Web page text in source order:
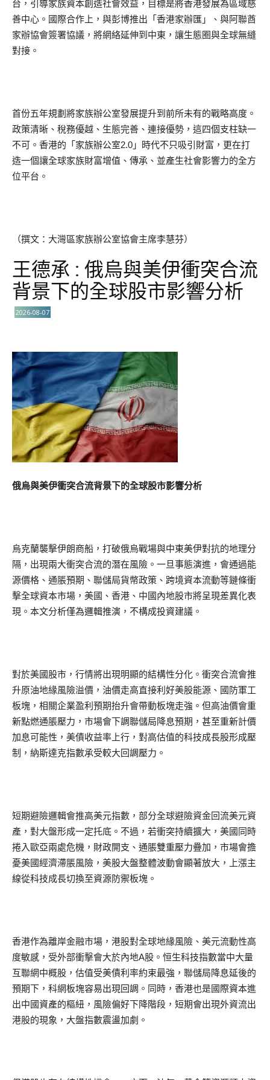
台，引導家族資本創造社會效益，目標是將香港發展為區域慈
善中心。國際合作上，與彭博推出「香港家辦匯」、與阿聯酋
家辦協會簽署協議，將網絡延伸到中東，讓生態圈與全球無縫
對接。
首份五年規劃將家族辦公室發展提升到前所未有的戰略高度。
政策清晰、稅務優越、生態完善、連接優勢，這四個支柱缺一
不可。香港的「家族辦公室2.0」時代不只吸引財富，更在打
造一個讓全球家族財富增值、傳承、並產生社會影響力的全方
位平台。
（撰文：大灣區家族辦公室協會主席李慧芬）
王德承 : 俄烏與美伊衝突合流
背景下的全球股市影響分析
2026-08-07
俄烏與美伊衝突合流背景下的全球股市影響分析
烏克蘭襲擊伊朗商船，打破俄烏戰場與中東美伊對抗的地理分
隔，出現兩大衝突合流的潛在風險。一旦事態演進，會通過能
源價格、通脹預期、聯儲局貨幣政策、跨境資本流動等鏈條衝
擊全球資本市場，美國、香港、中國內地股市將呈現差異化表
現。本文分析僅為邏輯推演，不構成投資建議。
對於美國股市，行情將出現明顯的結構性分化。衝突合流會推
升原油地緣風險溢價，油價走高直接利好美股能源、國防軍工
板塊，相關企業盈利預期抬升會帶動板塊走強。但高油價會重
新點燃通脹壓力，市場會下調聯儲局降息預期，甚至重新計價
加息可能性，美債收益率上行，對高估值的科技成長股形成壓
制，納斯達克指數承受較大回調壓力。
短期避險邏輯會推高美元指數，部分全球避險資金回流美元資
產，對大盤形成一定托底。不過，若衝突持續擴大，美國同時
捲入歐亞兩處危機，財政開支、通脹雙重壓力疊加，市場會擔
憂美國經濟滯脹風險，美股大盤整體波動會顯著放大，上漲主
線從科技成長切換至資源防禦板塊。
香港作為離岸金融市場，港股對全球地緣風險、美元流動性高
度敏感，受外部衝擊會大於內地A股。恒生科技指數當中大量
互聯網中概股，估值受美債利率約束最強，聯儲局降息延後的
預期下，科網板塊容易出現回調。同時，香港也是國際資本進
出中國資產的樞紐，風險偏好下降階段，短期會出現外資流出
港股的現象，大盤指數震盪加劇。